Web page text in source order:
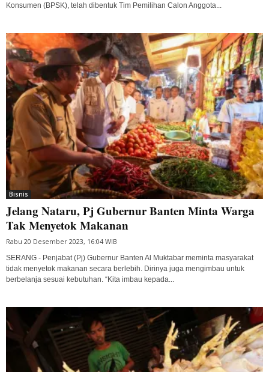
Konsumen (BPSK), telah dibentuk Tim Pemilihan Calon Anggota...
Bisnis
Jelang Nataru, Pj Gubernur Banten Minta Warga
Tak Menyetok Makanan
Rabu 20 Desember 2023, 16:04 WIB
SERANG - Penjabat (Pj) Gubernur Banten Al Muktabar meminta masyarakat
tidak menyetok makanan secara berlebih. Dirinya juga mengimbau untuk
berbelanja sesuai kebutuhan. “Kita imbau kepada...